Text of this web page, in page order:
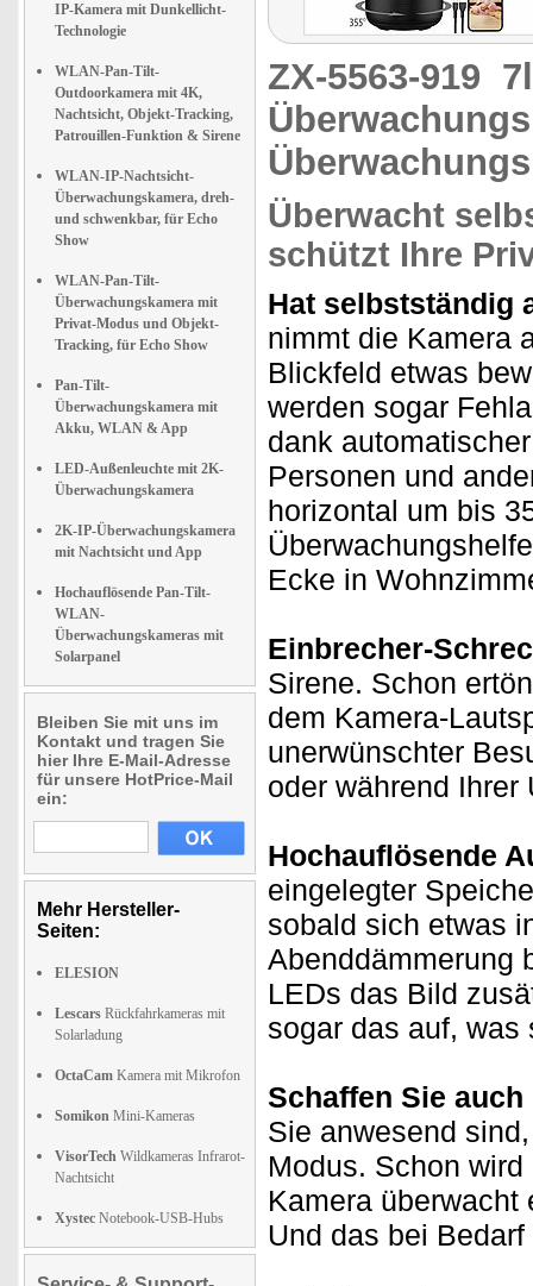
IP-Kamera mit Dunkellicht-
Technologie
WLAN-Pan-Tilt-
Outdoorkamera mit 4K,
Nachtsicht, Objekt-Tracking,
Patrouillen-Funktion & Sirene
WLAN-IP-Nachtsicht-
Überwachungskamera, dreh-
und schwenkbar, für Echo
Show
WLAN-Pan-Tilt-
Überwachungskamera mit
Privat-Modus und Objekt-
Tracking, für Echo Show
Pan-Tilt-
Überwachungskamera mit
Akku, WLAN & App
LED-Außenleuchte mit 2K-
Überwachungskamera
2K-IP-Überwachungskamera
mit Nachtsicht und App
Hochauflösende Pan-Tilt-
WLAN-
Überwachungskameras mit
Solarpanel
Bleiben Sie mit uns im
Kontakt und tragen Sie
hier Ihre E-Mail-Adresse
für unsere HotPrice-Mail
ein:
Mehr Hersteller-
Seiten:
ELESION
Lescars Rückfahrkameras mit
Solarladung
OctaCam Kamera mit Mikrofon
Somikon Mini-Kameras
VisorTech Wildkameras Infrarot-
Nachtsicht
Xystec Notebook-USB-Hubs
ZX-5563-919
Überwacht
schützt Ihre
Hat selbstständig
nimmt die Kamera
Blickfeld etwas
werden sogar
dank
Personen und
horizontal um bis
Ecke in
Einbrecher-
Sirene. Schon
dem Kamera-
unerwünschter
oder während Ihrer
Hochauflösende
eingelegter
sobald sich etwas
Abenddämmerung
LEDs das Bild
sogar das auf,
Schaffen Sie
Sie anwesend
Modus. Schon
Kamera überwacht
Und das bei